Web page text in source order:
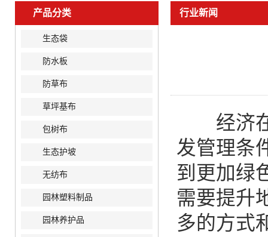
产品分类
生态袋
防水板
防草布
草坪基布
包树布
生态护坡
无纺布
园林塑料制品
园林养护品
行业新闻
经济
发管理条
到更加绿
需要提升
多的方式